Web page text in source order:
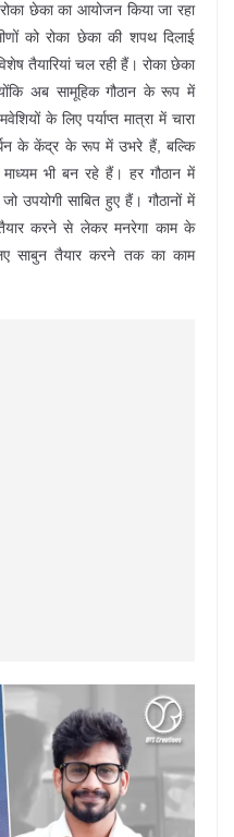
छेका का आयोजन किया जा रहा
को रोका छेका की शपथ दिलाई
तैयारियां चल रही हैं। रोका छेका
अब सामूहिक गौठान के रूप में
के लिए पर्याप्त मात्रा में चारा
के केंद्र के रूप में उभरे हैं, बल्कि
भी बन रहे हैं। हर गौठान में
उपयोगी साबित हुए हैं। गौठानों में
करने से लेकर मनरेगा काम के
साबुन तैयार करने तक का काम